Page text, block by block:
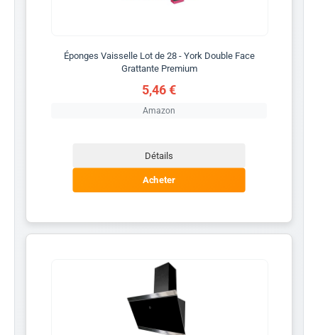
Éponges Vaisselle Lot de 28 - York Double Face
Grattante Premium
5,46 €
Amazon
Détails
Acheter